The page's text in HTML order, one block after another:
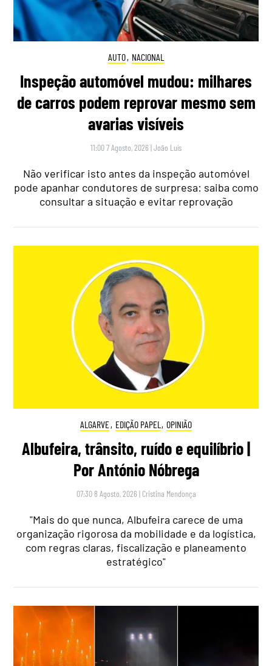
AUTO, NACIONAL
Inspeção automóvel mudou: milhares
de carros podem reprovar mesmo sem
avarias visíveis
11:00 7 Agosto, 2026 |João Luís
Não verificar isto antes da inspeção automóvel
pode apanhar condutores de surpresa: saiba como
consultar a situação e evitar reprovação
ALGARVE, EDIÇÃO PAPEL , OPINIÃO
Albufeira, trânsito, ruído e equilíbrio |
Por António Nóbrega
07:30 8 Agosto, 2026 | Cristina Mendonça
"Mais do que nunca, Albufeira carece de uma
organização rigorosa da mobilidade e da logística,
com regras claras, fiscalização e planeamento
estratégico"